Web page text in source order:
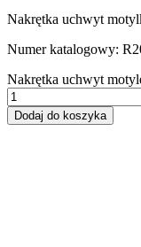
Nakrętka uchwyt
Numer katalogowy:
Nakrętka uchwyt
Dodaj do koszyka